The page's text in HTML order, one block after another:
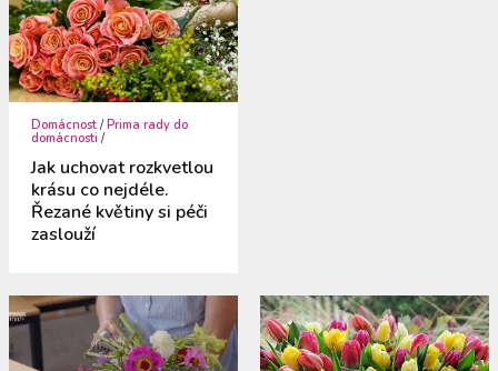
Domácnost /Prima rady do
domácnosti /
Jak uchovat rozkvetlou
krásu co nejdéle.
Řezané květiny si péči
zaslouží